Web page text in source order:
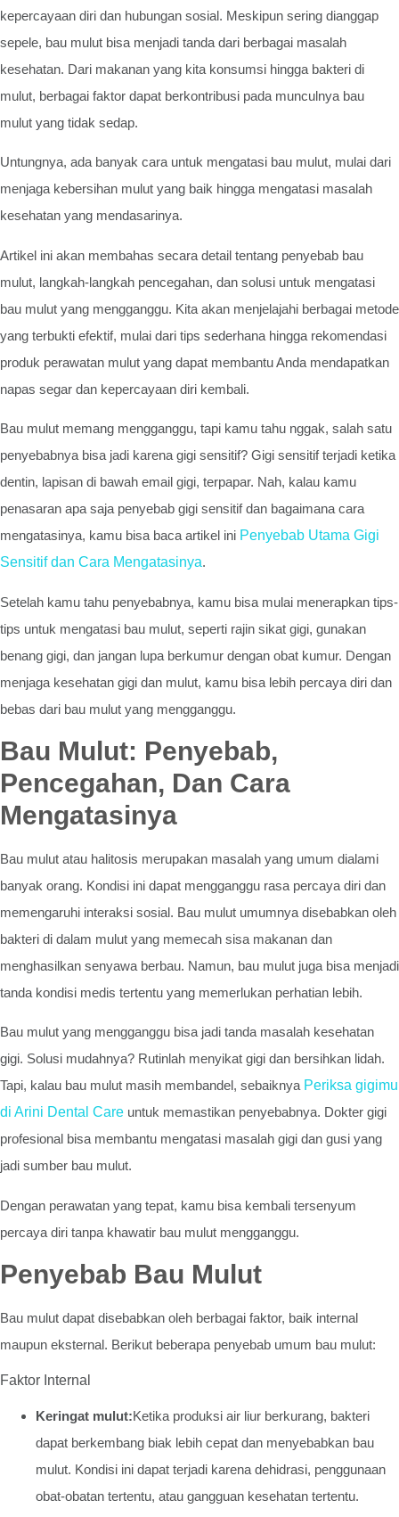
kepercayaan diri dan hubungan sosial. Meskipun sering dianggap
sepele, bau mulut bisa menjadi tanda dari berbagai masalah
kesehatan. Dari makanan yang kita konsumsi hingga bakteri di
mulut, berbagai faktor dapat berkontribusi pada munculnya bau
mulut yang tidak sedap.
Untungnya, ada banyak cara untuk mengatasi bau mulut, mulai dari
menjaga kebersihan mulut yang baik hingga mengatasi masalah
kesehatan yang mendasarinya.
Artikel ini akan membahas secara detail tentang penyebab bau
mulut, langkah-langkah pencegahan, dan solusi untuk mengatasi
bau mulut yang mengganggu. Kita akan menjelajahi berbagai metode
yang terbukti efektif, mulai dari tips sederhana hingga rekomendasi
produk perawatan mulut yang dapat membantu Anda mendapatkan
napas segar dan kepercayaan diri kembali.
Bau mulut memang mengganggu, tapi kamu tahu nggak, salah satu
penyebabnya bisa jadi karena gigi sensitif? Gigi sensitif terjadi ketika
dentin, lapisan di bawah email gigi, terpapar. Nah, kalau kamu
penasaran apa saja penyebab gigi sensitif dan bagaimana cara
mengatasinya, kamu bisa baca artikel ini Penyebab Utama Gigi
Sensitif dan Cara Mengatasinya.
Setelah kamu tahu penyebabnya, kamu bisa mulai menerapkan tips-
tips untuk mengatasi bau mulut, seperti rajin sikat gigi, gunakan
benang gigi, dan jangan lupa berkumur dengan obat kumur. Dengan
menjaga kesehatan gigi dan mulut, kamu bisa lebih percaya diri dan
bebas dari bau mulut yang mengganggu.
Bau Mulut: Penyebab,
Pencegahan, Dan Cara
Mengatasinya
Bau mulut atau halitosis merupakan masalah yang umum dialami
banyak orang. Kondisi ini dapat mengganggu rasa percaya diri dan
memengaruhi interaksi sosial. Bau mulut umumnya disebabkan oleh
bakteri di dalam mulut yang memecah sisa makanan dan
menghasilkan senyawa berbau. Namun, bau mulut juga bisa menjadi
tanda kondisi medis tertentu yang memerlukan perhatian lebih.
Bau mulut yang mengganggu bisa jadi tanda masalah kesehatan
gigi. Solusi mudahnya? Rutinlah menyikat gigi dan bersihkan lidah.
Tapi, kalau bau mulut masih membandel, sebaiknya Periksa gigimu
di Arini Dental Care untuk memastikan penyebabnya. Dokter gigi
profesional bisa membantu mengatasi masalah gigi dan gusi yang
jadi sumber bau mulut.
Dengan perawatan yang tepat, kamu bisa kembali tersenyum
percaya diri tanpa khawatir bau mulut mengganggu.
Penyebab Bau Mulut
Bau mulut dapat disebabkan oleh berbagai faktor, baik internal
maupun eksternal. Berikut beberapa penyebab umum bau mulut:
Faktor Internal
Keringat mulut:Ketika produksi air liur berkurang, bakteri
dapat berkembang biak lebih cepat dan menyebabkan bau
mulut. Kondisi ini dapat terjadi karena dehidrasi, penggunaan
obat-obatan tertentu, atau gangguan kesehatan tertentu.